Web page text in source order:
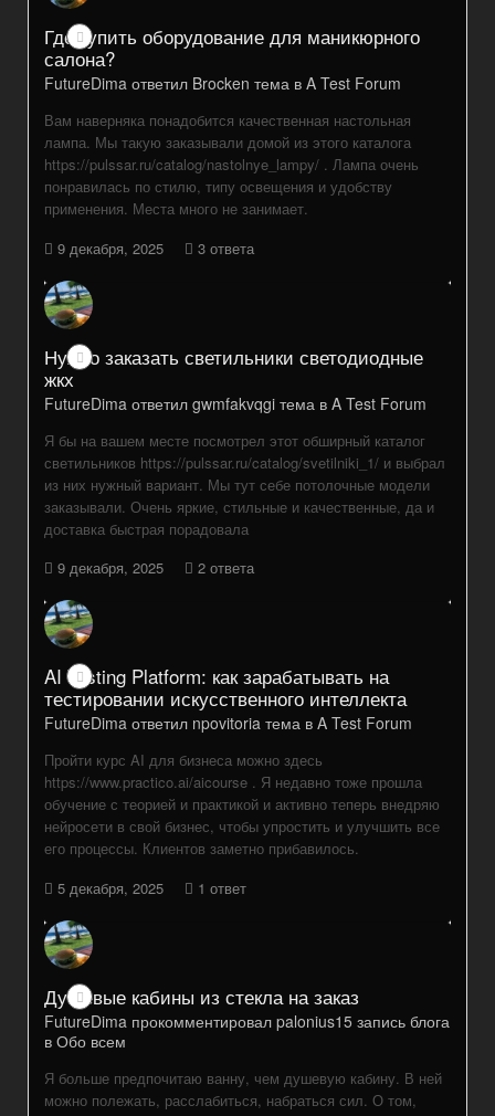
Где купить оборудование для маникюрного
салона?
FutureDima ответил Brocken тема в A Test Forum
Вам наверняка понадобится качественная настольная
лампа. Мы такую заказывали домой из этого каталога
https://pulssar.ru/catalog/nastolnye_lampy/ . Лампа очень
понравилась по стилю, типу освещения и удобству
применения. Места много не занимает.
9 декабря, 2025
3 ответа
Нужно заказать светильники светодиодные
жкх
FutureDima ответил gwmfakvqgi тема в A Test Forum
Я бы на вашем месте посмотрел этот обширный каталог
светильников https://pulssar.ru/catalog/svetilniki_1/ и выбрал
из них нужный вариант. Мы тут себе потолочные модели
заказывали. Очень яркие, стильные и качественные, да и
доставка быстрая порадовала
9 декабря, 2025
2 ответа
AI Testing Platform: как зарабатывать на
тестировании искусственного интеллекта
FutureDima ответил npovitoria тема в A Test Forum
Пройти курс AI для бизнеса можно здесь
https://www.practico.ai/aicourse . Я недавно тоже прошла
обучение с теорией и практикой и активно теперь внедряю
нейросети в свой бизнес, чтобы упростить и улучшить все
его процессы. Клиентов заметно прибавилось.
5 декабря, 2025
1 ответ
Душевые кабины из стекла на заказ
FutureDima прокомментировал palonius15 запись блога
в Обо всем
Я больше предпочитаю ванну, чем душевую кабину. В ней
можно полежать, расслабиться, набраться сил. О том,